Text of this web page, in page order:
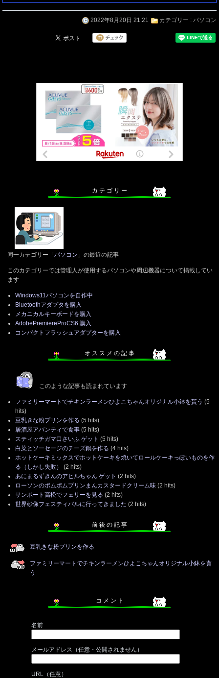
2022年8月20日 21:21 カテゴリー : パソコン
カ テ ゴ リ ー
同一カテゴリー「パソコン 」の最近の記事
このカテゴリーでは管理人が使用するパソコンや周辺機器について掲載してい
ます
Windows11パソコンを自作中
Bluetoothアダプタを購入
メカニカルキーボードを購入
AdobePremiereProCS6 購入
コンパクトフラッシュアダプターを購入
オ ス ス メ の 記 事
このような記事も読まれています
ファミリーマートでチキンラーメンひよこちゃんオリジナル小鉢を貰う (5
hits)
豆乳きな粉プリンを作る (5 hits)
居酒屋アバンティで食事 (5 hits)
スティッチガマ口さいふ ゲット (5 hits)
白菜とソーセージのチーズ鍋を作る (4 hits)
ホットケーキミックスでホットケーキを焼いてロールケーキっぽいものを作
る（しかし失敗）
(2 hits)
あにまるずきんのアヒルちゃん ゲット (2 hits)
ローソンのポムポムプリンまんカスタードクリーム味 (2 hits)
サンポート高松でフェリーを見る (2 hits)
世界砂像フェスティバルに行ってきました (2 hits)
前 後 の 記 事
豆乳きな粉プリンを作る
ファミリーマートでチキンラーメンひよこちゃんオリジナル小鉢を貰
う
コ メ ン ト
名前
メールアドレス（任意・公開されません）
URL（任意）